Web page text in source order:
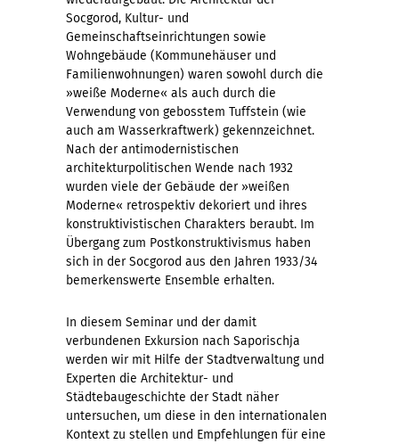
Socgorod, Kultur- und
Gemeinschaftseinrichtungen sowie
Wohngebäude (Kommunehäuser und
Familienwohnungen) waren sowohl durch die
»weiße Moderne« als auch durch die
Verwendung von gebosstem Tuffstein (wie
auch am Wasserkraftwerk) gekennzeichnet.
Nach der antimodernistischen
architekturpolitischen Wende nach 1932
wurden viele der Gebäude der »weißen
Moderne« retrospektiv dekoriert und ihres
konstruktivistischen Charakters beraubt. Im
Übergang zum Postkonstruktivismus haben
sich in der Socgorod aus den Jahren 1933/34
bemerkenswerte Ensemble erhalten.
In diesem Seminar und der damit
verbundenen Exkursion nach Saporischja
werden wir mit Hilfe der Stadtverwaltung und
Experten die Architektur- und
Städtebaugeschichte der Stadt näher
untersuchen, um diese in den internationalen
Kontext zu stellen und Empfehlungen für eine